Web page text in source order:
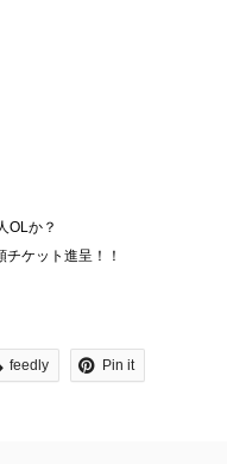
OLか？
ケット進呈！！
feedly Pin it